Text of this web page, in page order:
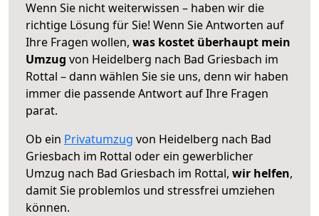
Wenn Sie nicht weiterwissen – haben wir die
richtige Lösung für Sie! Wenn Sie Antworten auf
Ihre Fragen wollen, was kostet überhaupt mein
Umzug von Heidelberg nach Bad Griesbach im
Rottal – dann wählen Sie sie uns, denn wir haben
immer die passende Antwort auf Ihre Fragen
parat.
Ob ein Privatumzug von Heidelberg nach Bad
Griesbach im Rottal oder ein gewerblicher
Umzug nach Bad Griesbach im Rottal, wir helfen,
damit Sie problemlos und stressfrei umziehen
können.